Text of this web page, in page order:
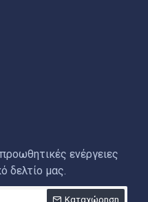
ενέργειες
δελτίο μας.
Καταχώρηση